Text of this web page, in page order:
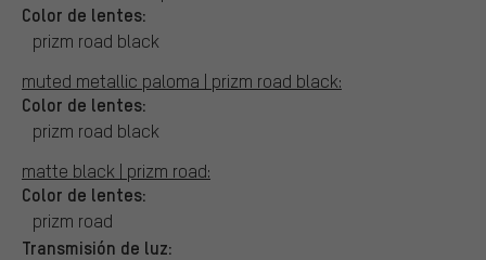
Color de lentes:
prizm road black
muted metallic paloma | prizm road black:
Color de lentes:
prizm road black
matte black | prizm road:
Color de lentes:
prizm road
Transmisión de luz: